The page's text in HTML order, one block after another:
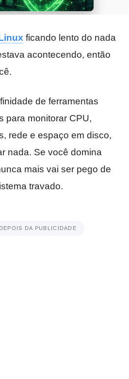
ficando lento do nada
acontecendo, então
de ferramentas
para monitorar CPU,
rede e espaço em disco,
nada. Se você domina
mais vai ser pego de
travado.
DA PUBLICIDADE